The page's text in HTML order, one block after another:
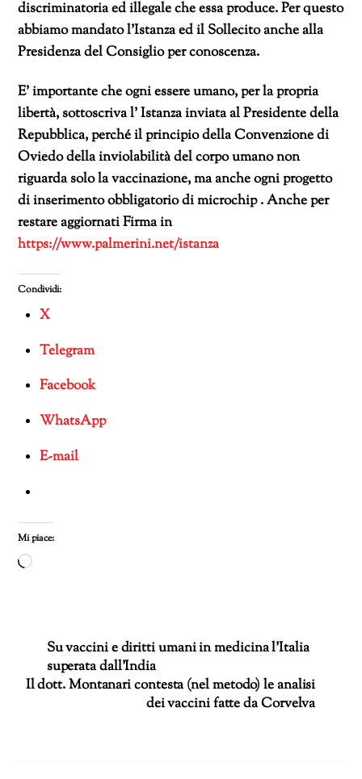
discriminatoria ed illegale che essa produce. Per questo
abbiamo mandato l’Istanza ed il Sollecito anche alla
Presidenza del Consiglio per conoscenza.
E’ importante che ogni essere umano, per la propria
libertà, sottoscriva l’ Istanza inviata al Presidente della
Repubblica, perché il principio della Convenzione di
Oviedo della inviolabilità del corpo umano non
riguarda solo la vaccinazione, ma anche ogni progetto
di inserimento obbligatorio di microchip . Anche per
restare aggiornati Firma in
https://www.palmerini.net/istanza
Condividi:
X
Telegram
Facebook
WhatsApp
E-mail
Mi piace:
Caricamento
Su vaccini e diritti umani in medicina l’Italia
superata dall’India
Il dott. Montanari contesta (nel metodo) le analisi
dei vaccini fatte da Corvelva